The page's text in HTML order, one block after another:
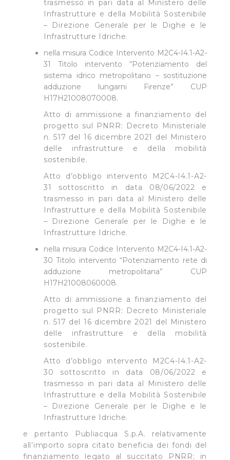
cookie possono essere inoltre utilizzati per analizzare il
traffico sul nostro sito web, per personalizzare
contenuti ed annunci e per fornire funzionalità dei social
media, condividendo informazioni sul modo in cui
l’Utente utilizza il nostro sito con i nostri partner. Tali
soggetti, che si occupano di analisi dei dati web,
pubblicità e social media, potrebbero combinare le
informazioni ricevute con altre informazioni che l’Utente
ha fornito loro o che hanno raccolto dal suo utilizzo dei
loro servizi.
Cliccando su "Accetta tutti", l'Utente accetta di
memorizzare tutti i cookie sul dispositivo per le finalità
sopra indicate.
Cliccando su "Personalizza" l’Utente può gestire
direttamente le proprie preferenze selezionando i
singoli cookie desiderati e le terze parti destinatarie
della condivisione di informazioni sopra indicata.
Cliccando su "Rifiuta" o sulla "X" posizionata in alto a
destra in questo banner l’Utente rifiuta tutti i cookie con
la sola eccezione dei cookie tecnici. La chiusura del
presente banner comporta il permanere delle
impostazioni di default e dunque la continuazione della
navigazione in assenza di cookie o altri sistemi di
tracciamento ad esclusione di quelli tecnici
indispensabili per una corretta visualizzazione della
trasmesso in pari data al Ministero delle
Infrastrutture e della Mobilità Sostenibile
– Direzione Generale per le Dighe e le
Infrastrutture Idriche.
nella misura Codice Intervento M2C4-I4.1-A2-
31 Titolo intervento “Potenziamento del
sistema idrico metropolitano – sostituzione
adduzione lungarni Firenze” CUP
H17H21008070008.
Atto di ammissione a finanziamento del
progetto sul PNRR: Decreto Ministeriale
n. 517 del 16 dicembre 2021 del Ministero
delle infrastrutture e della mobilità
sostenibile.
Atto d’obbligo intervento M2C4-I4.1-A2-
31 sottoscritto in data 08/06/2022 e
trasmesso in pari data al Ministero delle
Infrastrutture e della Mobilità Sostenibile
– Direzione Generale per le Dighe e le
Infrastrutture Idriche.
nella misura Codice Intervento M2C4-I4.1-A2-
30 Titolo intervento “Potenziamento rete di
adduzione metropolitana” CUP
H17H21008060008.
Atto di ammissione a finanziamento del
progetto sul PNRR: Decreto Ministeriale
n. 517 del 16 dicembre 2021 del Ministero
delle infrastrutture e della mobilità
sostenibile.
Atto d’obbligo intervento M2C4-I4.1-A2-
30 sottoscritto in data 08/06/2022 e
trasmesso in pari data al Ministero delle
Infrastrutture e della Mobilità Sostenibile
– Direzione Generale per le Dighe e le
Infrastrutture Idriche.
e pertanto Publiacqua S.p.A. relativamente
all’importo sopra citato beneficia dei fondi del
finanziamento legato al succitato PNRR; in